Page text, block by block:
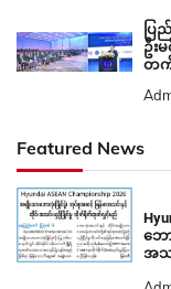
ပြ
ဦး
တက်
Featured News
ဘေ
အသ